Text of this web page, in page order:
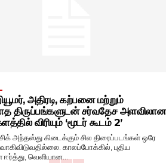
அதிரடி, கற்பனை மற்றும்
திருப்பங்களுடன் சர்வதேச அளவிலான
விரியும் ‘மூடர் கூடம் 2’
அந்தஸ்து கிடைக்கும் சில திரைப்படங்கள் ஒரே
காலப்போக்கில், புதிய
வெளியான...